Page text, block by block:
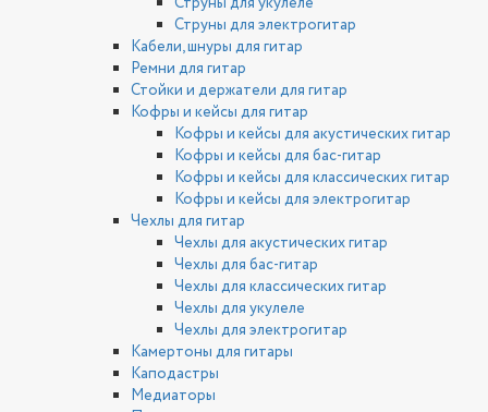
Струны для электрогитар
Кабели, шнуры для гитар
Ремни для гитар
Стойки и держатели для гитар
Кофры и кейсы для гитар
Кофры и кейсы для акустических гитар
Кофры и кейсы для бас-гитар
Кофры и кейсы для классических гитар
Кофры и кейсы для электрогитар
Чехлы для гитар
Чехлы для акустических гитар
Чехлы для бас-гитар
Чехлы для классических гитар
Чехлы для укулеле
Чехлы для электрогитар
Камертоны для гитары
Каподастры
Медиаторы